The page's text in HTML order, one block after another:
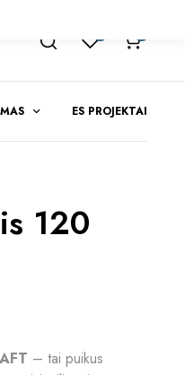
ES PROJEKTAI
120
– tai puikus